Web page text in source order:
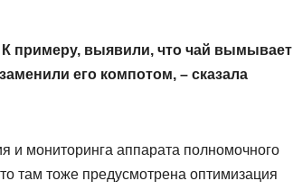
примеру, выявили, что чай вымывает
его компотом, – сказала
и мониторинга аппарата полномочного
там тоже предусмотрена оптимизация